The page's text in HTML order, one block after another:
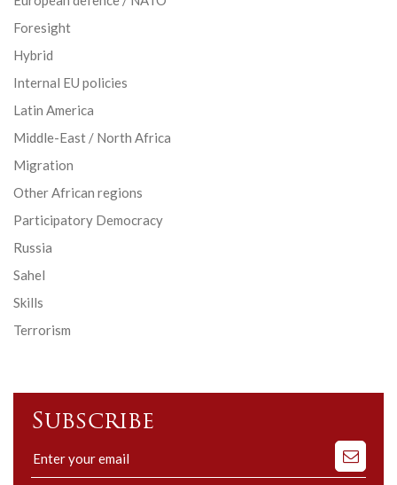
Foresight
Hybrid
Internal EU policies
Latin America
Middle-East / North Africa
Migration
Other African regions
Participatory Democracy
Russia
Sahel
Skills
Terrorism
Subscribe
Subscribe
to